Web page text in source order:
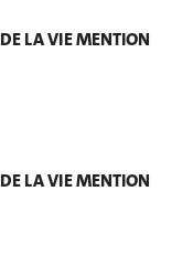
DE LA VIE MENTION
DE LA VIE MENTION